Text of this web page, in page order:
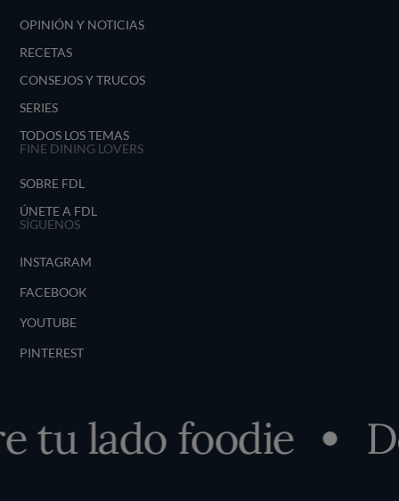
OPINIÓN Y NOTICIAS
RECETAS
CONSEJOS Y TRUCOS
SERIES
TODOS LOS TEMAS
FINE DINING LOVERS
SOBRE FDL
ÚNETE A FDL
SÍGUENOS
INSTAGRAM
FACEBOOK
YOUTUBE
PINTEREST
tu lado foodie